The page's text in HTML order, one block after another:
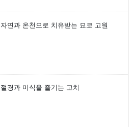
자연과 온천으로 치유받는 묘코 고원
절경과 미식을 즐기는 고치